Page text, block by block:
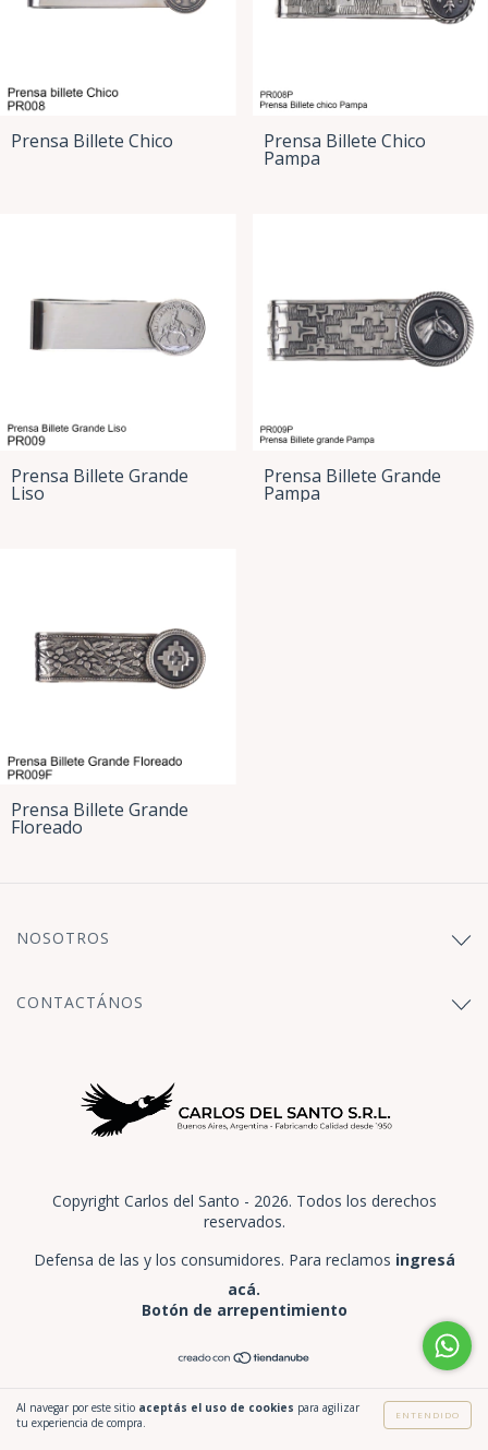
Al navegar por este sitio aceptás el uso de cookies para agilizar
tu experiencia de compra.
ENTENDIDO
Prensa Billete Chico Prensa Billete Chico
Pampa
Prensa Billete Grande
Liso
Prensa Billete Grande
Pampa
Prensa Billete Grande
Floreado
NOSOTROS
CONTACTÁNOS
Copyright Carlos del Santo - 2026. Todos los derechos
reservados.
Defensa de las y los consumidores. Para reclamos ingresá
acá.
Botón de arrepentimiento